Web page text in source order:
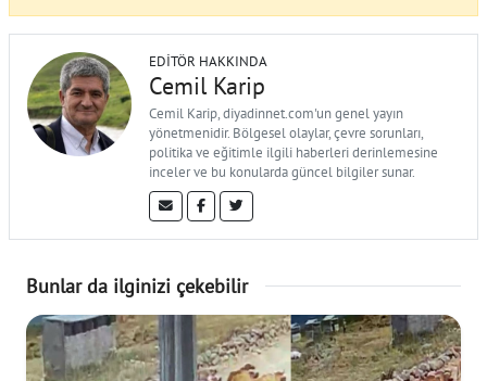
EDITÖR HAKKINDA
Cemil Karip
Cemil Karip, diyadinnet.com'un genel yayın
yönetmenidir. Bölgesel olaylar, çevre sorunları,
politika ve eğitimle ilgili haberleri derinlemesine
inceler ve bu konularda güncel bilgiler sunar.
Bunlar da ilginizi çekebilir